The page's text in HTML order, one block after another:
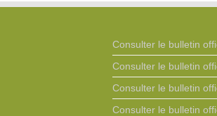
Consulter le bulletin
Consulter le bulletin
Consulter le bulletin
Consulter le bulletin